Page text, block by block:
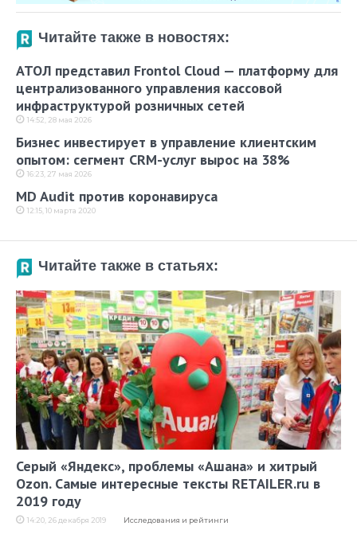
Читайте также в новостях:
АТОЛ представил Frontol Cloud — платформу для
централизованного управления кассовой
инфраструктурой розничных сетей
14:52, 28 мая 2026
Бизнес инвестирует в управление клиентским
опытом: сегмент CRM-услуг вырос на 38%
16:23, 27 мая 2026
MD Audit против коронавируса
12:15, 10 марта 2020
Читайте также в статьях:
Серый «Яндекс», проблемы «Ашана» и хитрый
Ozon. Самые интересные тексты RETAILER.ru в
2019 году
14:20, 26 декабря 2019 Исследования и рейтинги